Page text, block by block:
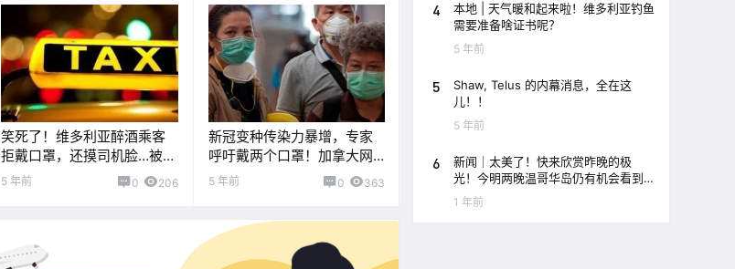
笑死了！维多利亚醉酒乘客
拒戴口罩，还摸司机脸…被司
机直接拉到警察局了！！
5 年前 0 206
新冠变种传染力暴增，专家
呼吁戴两个口罩！加拿大网
友：就不戴！
5 年前 0 363
4
本地 | 天气暖和起来啦！维多利亚钓鱼
需要准备啥证书呢？
5 年前
5
Shaw, Telus 的内幕消息，全在这
儿！！
5 年前
6
新闻｜太美了！快来欣赏昨晚的极
光！今明两晚温哥华岛仍有机会看到
极光哦！
1 年前